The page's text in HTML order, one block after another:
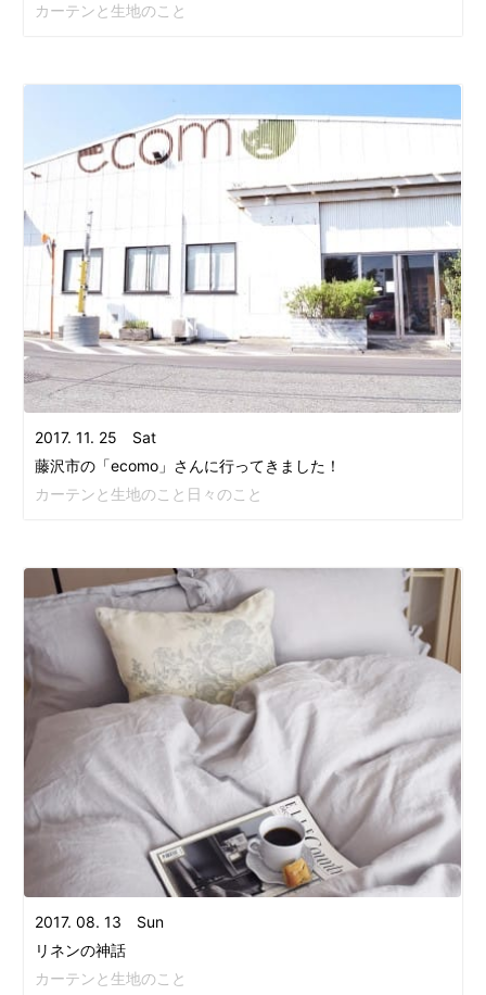
カーテンと生地のこと
2017. 11. 25 Sat
藤沢市の「ecomo」さんに行ってきました！
カーテンと生地のこと日々のこと
2017. 08. 13 Sun
リネンの神話
カーテンと生地のこと